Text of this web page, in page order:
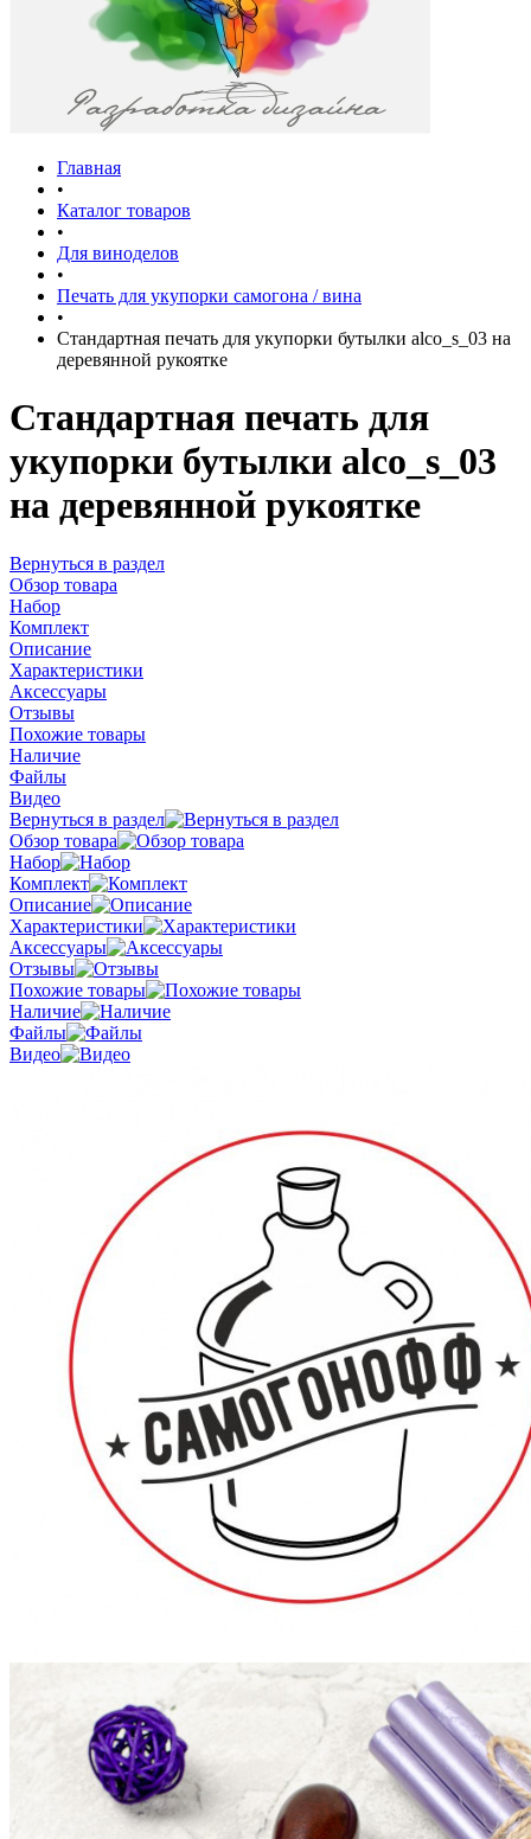
Главная
•
Каталог товаров
•
Для виноделов
•
Печать для укупорки самогона / вина
•
Стандартная печать для укупорки бутылки alco_s_03 на
деревянной рукоятке
Стандартная печать для
укупорки бутылки alco_s_03
на деревянной рукоятке
Вернуться в раздел
Обзор товара
Набор
Комплект
Описание
Характеристики
Аксессуары
Отзывы
Похожие товары
Наличие
Файлы
Видео
Вернуться в раздел
Обзор товара
Набор
Комплект
Описание
Характеристики
Аксессуары
Отзывы
Похожие товары
Наличие
Файлы
Видео